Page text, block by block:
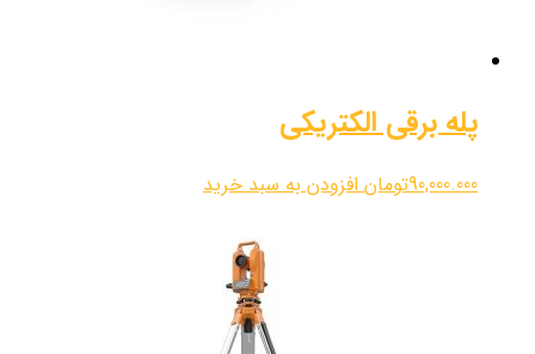
پله برقی الکتریکی
90,000.000تومان افزودن به سبد خرید